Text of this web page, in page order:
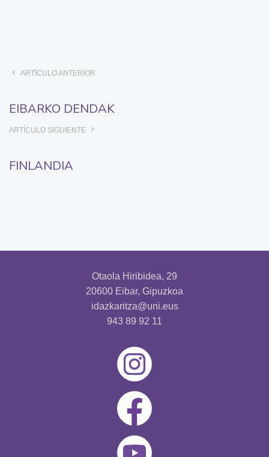
ARTÍCULO ANTERIOR
EIBARKO DENDAK
ARTÍCULO SIGUIENTE
FINLANDIA
Otaola Hiribidea, 29
20600 Eibar, Gipuzkoa
idazkaritza@uni.eus
943 89 92 11